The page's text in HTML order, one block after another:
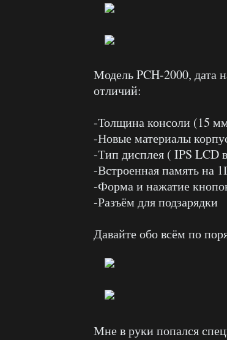
Модель PCH-2000, дата
отличий:
-Толщина консоли (15
-Новые материалы
-Тип дисплея ( IPS LCD
-Встроенная память на
-Форма и нажатие
-Разъём для подзарядки
Давайте обо всём по
Мне в руки попался